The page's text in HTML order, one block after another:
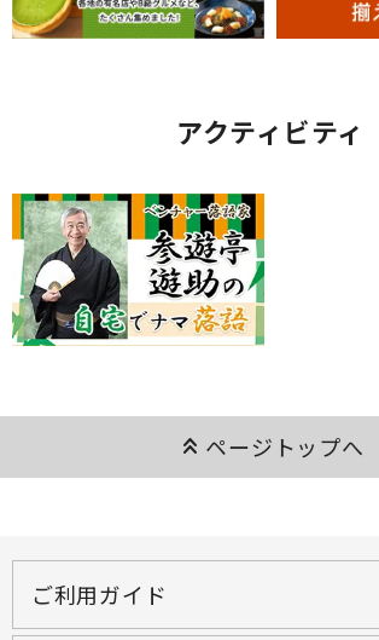
アクティビティ
keyboard_double_arrow_up ページトップへ
ご利用ガイド